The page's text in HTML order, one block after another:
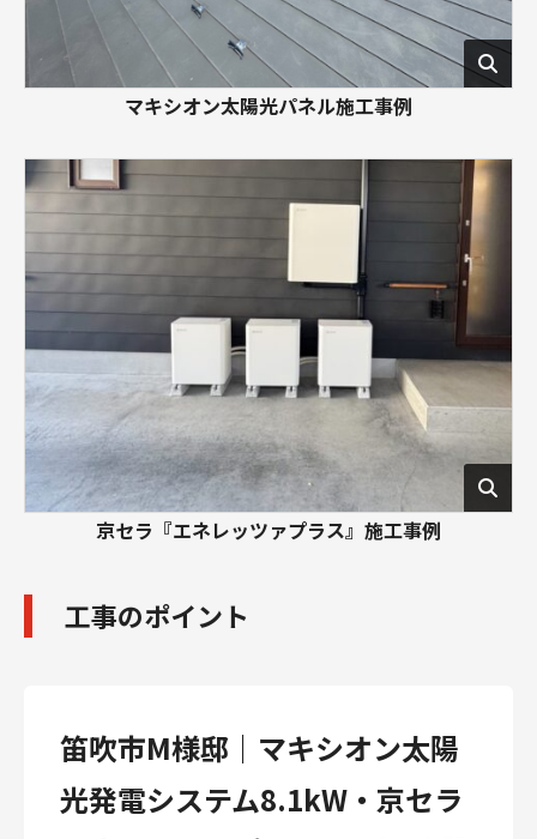
マキシオン太陽光パネル施工事例
京セラ『エネレッツァプラス』施工事例
工事のポイント
笛吹市M様邸｜マキシオン太陽
光発電システム8.1kW・京セラ